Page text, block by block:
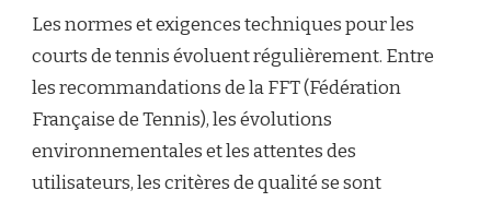
Les normes et exigences techniques pour les
courts de tennis évoluent régulièrement. Entre
les recommandations de la FFT (Fédération
Française de Tennis), les évolutions
environnementales et les attentes des
utilisateurs, les critères de qualité se sont